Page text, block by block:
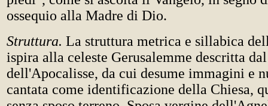
ossequio alla Madre di Dio.
Struttura. La struttura metrica e sillabica
ispira alla celeste Gerusalemme descritta
dell'Apocalisse, da cui desume immagini e
cantata come identificazione della Chiesa,